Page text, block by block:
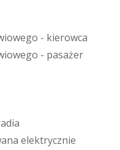
iowego - kierowca
iowego - pasażer
adia
ana elektrycznie